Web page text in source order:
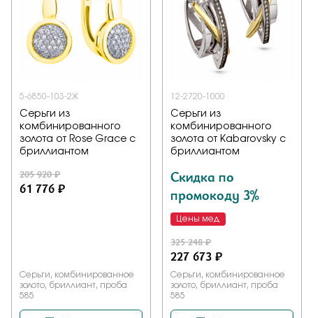
5-6850-103-2Ж
Серьги из
комбинированного
золота от Rose Grace с
бриллиантом
205 920 ₽
61 776 ₽
Серьги, комбинированное
золото, бриллиант, проба
585
12-2720-1000
Серьги из
комбинированного
золота от Kabarovsky с
бриллиантом
Скидка по
промокоду 3%
Цены мед
325 248 ₽
227 673 ₽
Серьги, комбинированное
золото, бриллиант, проба
585